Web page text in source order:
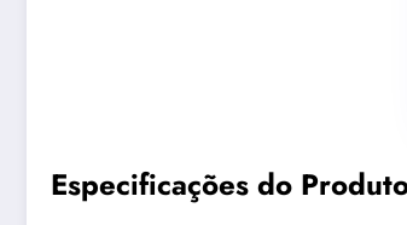
Especificações do